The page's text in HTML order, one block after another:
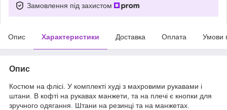
Замовлення під захистом
Опис Характеристики Доставка Оплата Умови
Опис
Костюм на флісі. У комплекті худі з махровими рукавами і
штани. В кофті на рукавах манжети, та на плечі є кнопки для
зручного одягання. Штани на резинці та на манжетах.